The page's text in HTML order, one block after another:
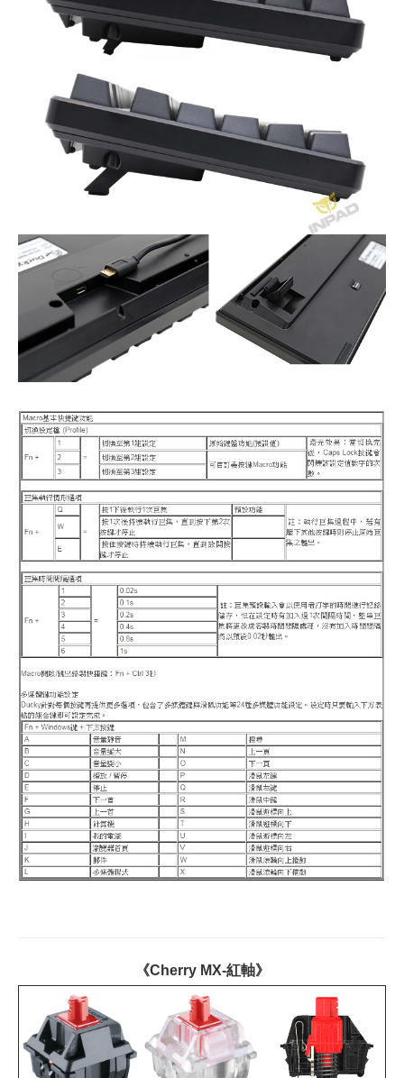
《Cherry MX-紅軸》